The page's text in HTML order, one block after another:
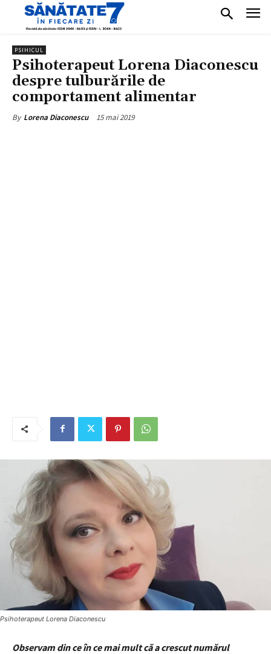
PSIHICUL
Psihoterapeut Lorena Diaconescu
despre tulburările de
comportament alimentar
By Lorena Diaconescu 15 mai 2019
Psihoterapeut Lorena Diaconescu
Observam din ce în ce mai mult că a crescut numărul